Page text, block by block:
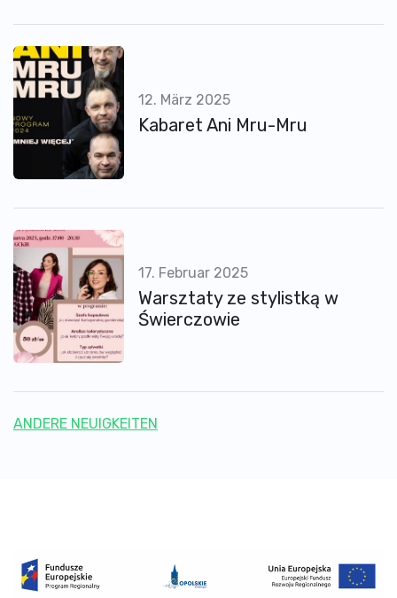
12. März 2025
Kabaret Ani Mru-Mru
17. Februar 2025
Warsztaty ze stylistką w
Świerczowie
ANDERE NEUIGKEITEN